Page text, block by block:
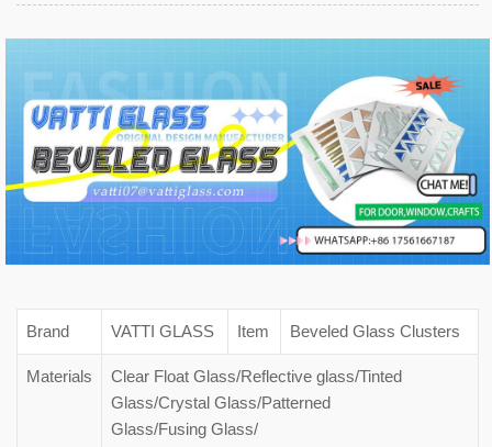
Brand VATTI GLASS Item Beveled Glass Clusters
Materials
Clear Float Glass/Reflective glass/Tinted
Glass/Crystal Glass/Patterned
Glass/Fusing Glass/